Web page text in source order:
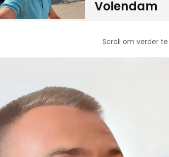
Volendam
Scroll om verder